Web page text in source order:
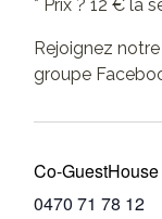
* Prix ? 12 € la
Rejoignez
groupe
Co-GuestHouse
0470 71 78 12